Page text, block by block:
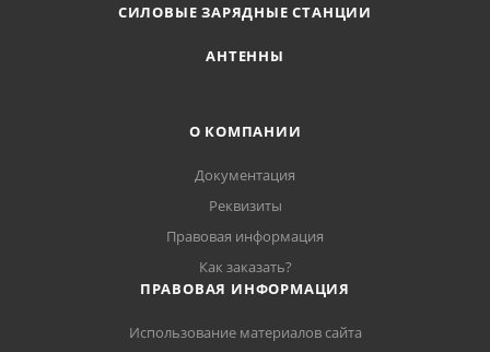
СИЛОВЫЕ ЗАРЯДНЫЕ СТАНЦИИ
АНТЕННЫ
О КОМПАНИИ
Документация
Реквизиты
Правовая информация
Как заказать?
ПРАВОВАЯ ИНФОРМАЦИЯ
Использование материалов сайта